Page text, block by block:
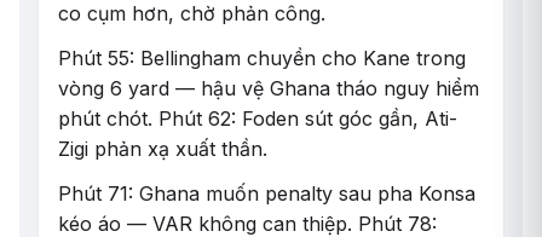
co cụm hơn, chờ phản công.
Phút 55: Bellingham chuyền cho Kane trong
vòng 6 yard — hậu vệ Ghana tháo nguy hiểm
phút chót. Phút 62: Foden sút góc gần, Ati-
Zigi phản xạ xuất thần.
Phút 71: Ghana muốn penalty sau pha Konsa
kéo áo — VAR không can thiệp. Phút 78: